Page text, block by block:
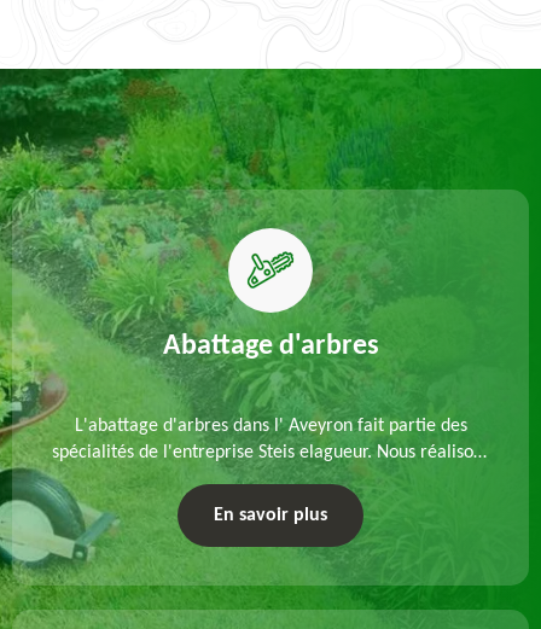
Abattage d'arbres
L'abattage d'arbres dans l' Aveyron fait partie des
spécialités de l'entreprise Steis elagueur. Nous réalisons
un abattage direct ou par démontage, tenant compte
des particularités du site et des végétaux.
En savoir plus